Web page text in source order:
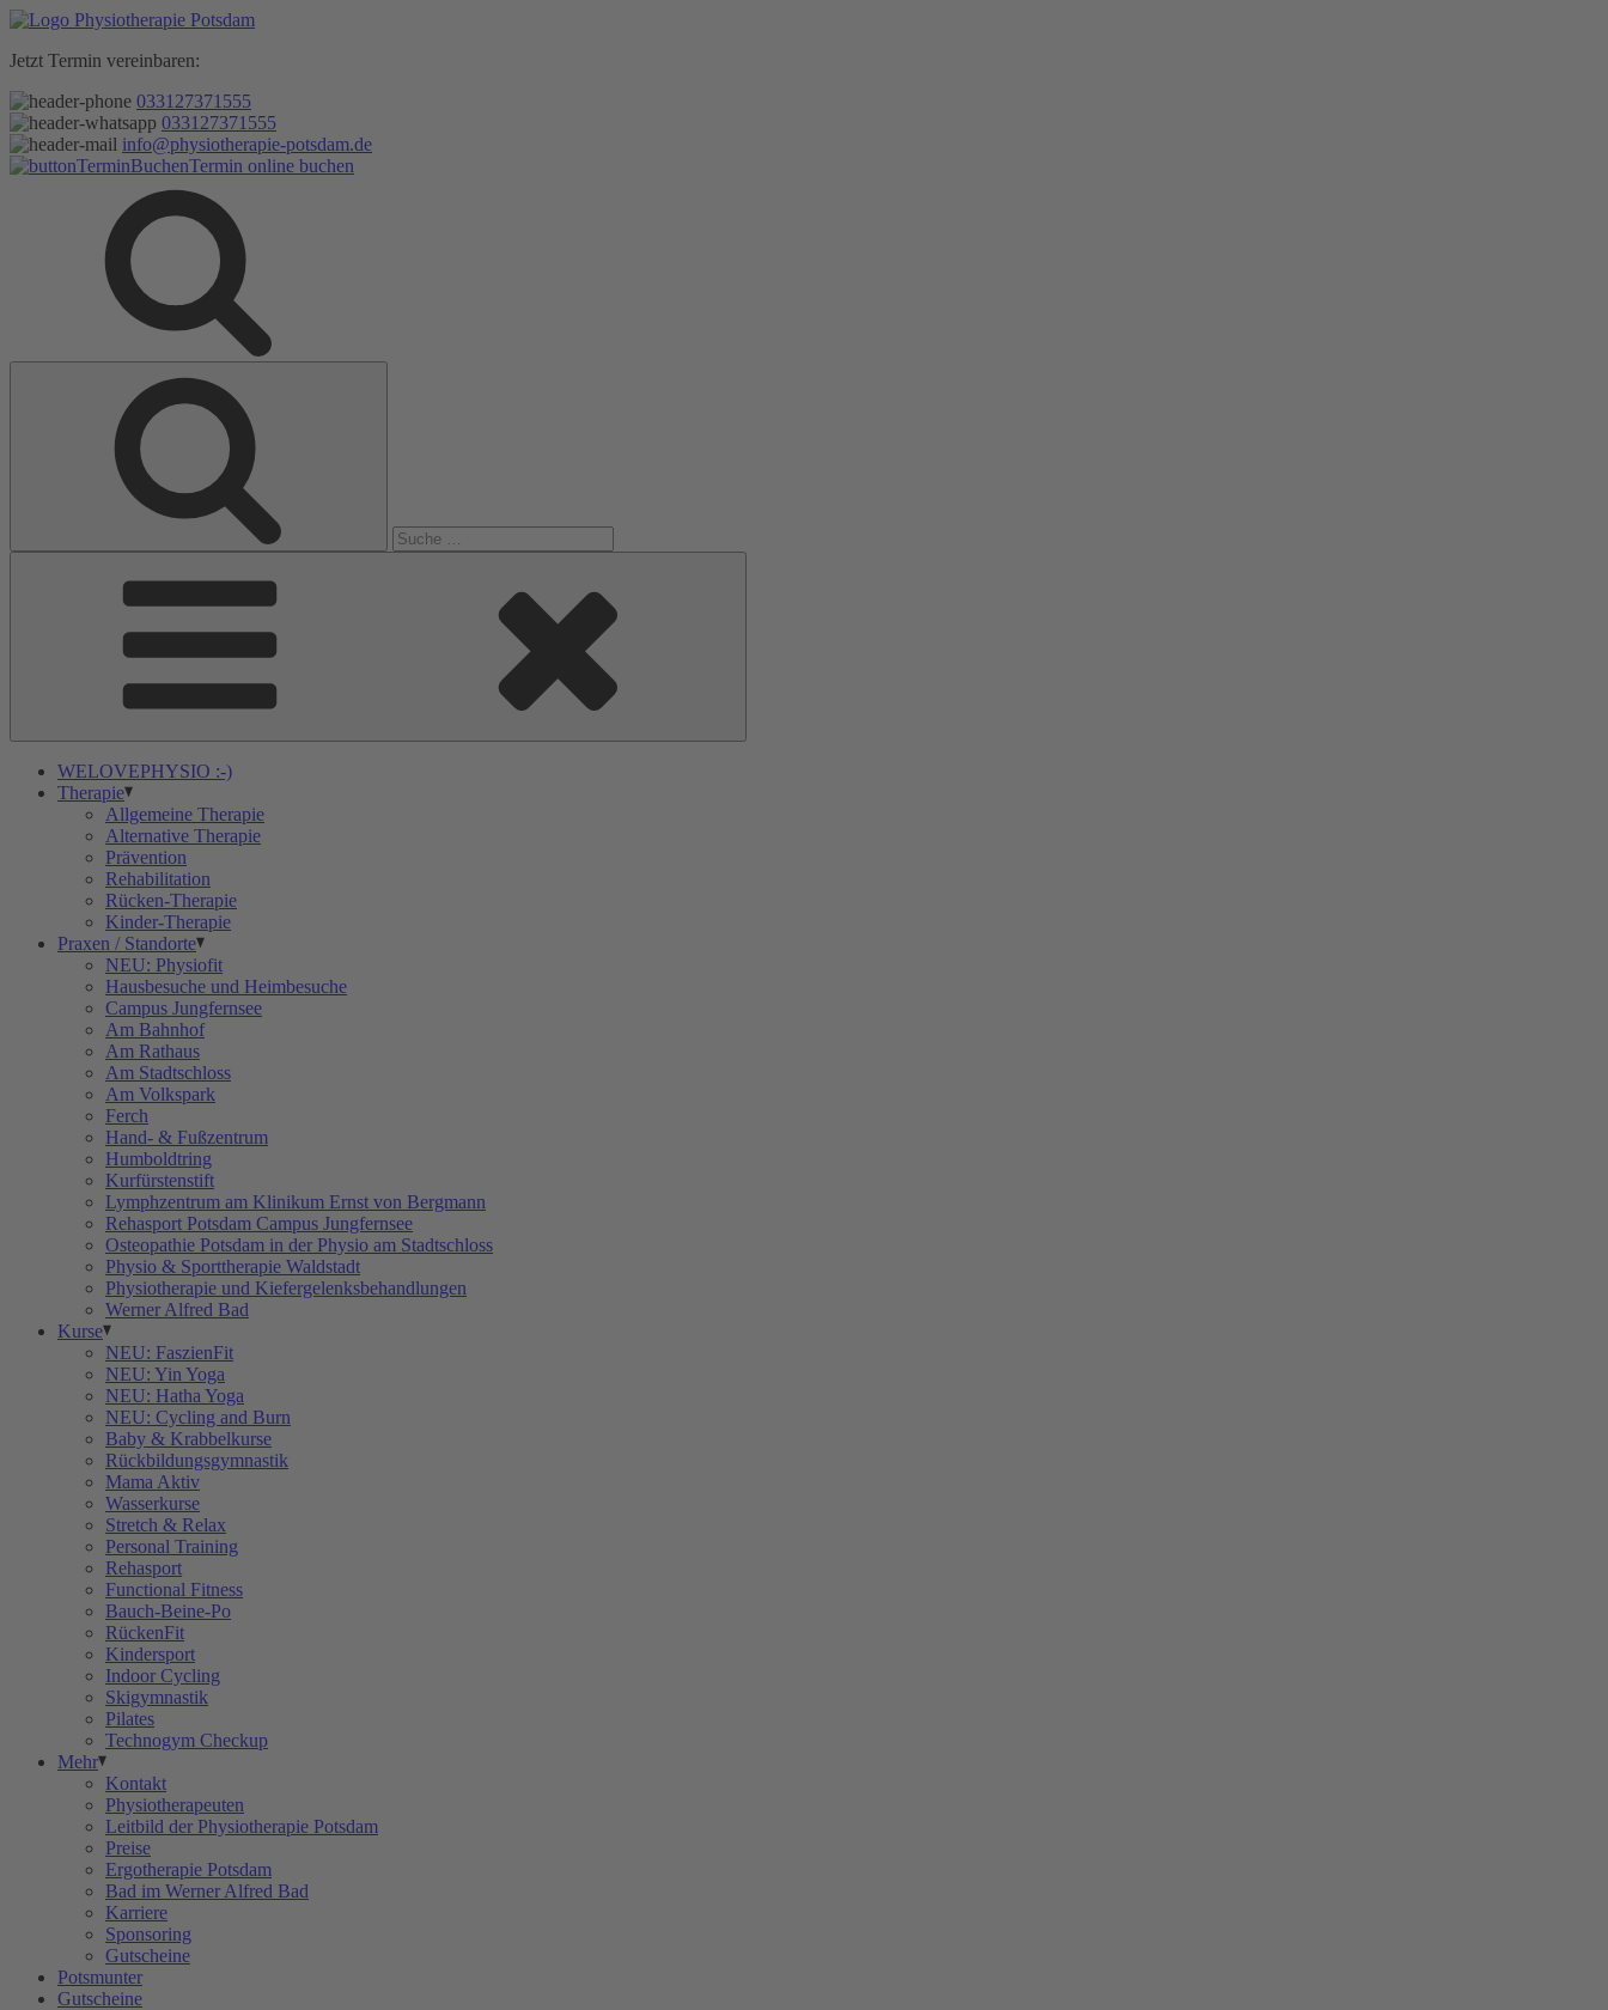
Zum
springen
Jetzt Termin vereinbaren:
033127371555
033127371555
info@physiotherapie-potsdam.de
Termin online buchen
WELOVEPHYSIO :-)
Therapie
Allgemeine Therapie
Alternative Therapie
Prävention
Rehabilitation
Rücken-Therapie
Kinder-Therapie
Praxen / Standorte
NEU: Physiofit
Hausbesuche und Heimbesuche
Campus Jungfernsee
Am Bahnhof
Am Rathaus
Am Stadtschloss
Am Volkspark
Ferch
Hand- & Fußzentrum
Humboldtring
Kurfürstenstift
Lymphzentrum am Klinikum Ernst von Bergmann
Rehasport Potsdam Campus Jungfernsee
Osteopathie Potsdam in der Physio am Stadtschloss
Physio & Sporttherapie Waldstadt
Physiotherapie und Kiefergelenksbehandlungen
Werner Alfred Bad
Kurse
NEU: FaszienFit
NEU: Yin Yoga
NEU: Hatha Yoga
NEU: Cycling and Burn
Baby & Krabbelkurse
Rückbildungsgymnastik
Mama Aktiv
Wasserkurse
Stretch & Relax
Personal Training
Rehasport
Functional Fitness
Bauch-Beine-Po
RückenFit
Kindersport
Indoor Cycling
Skigymnastik
Pilates
Technogym Checkup
Mehr
Kontakt
Physiotherapeuten
Leitbild der Physiotherapie Potsdam
Preise
Ergotherapie Potsdam
Bad im Werner Alfred Bad
Karriere
Sponsoring
Gutscheine
Potsmunter
Gutscheine